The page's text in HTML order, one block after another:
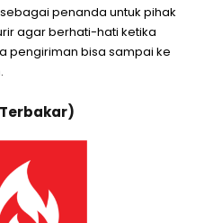
penanda untuk pihak
agar berhati-hati ketika
pengiriman bisa sampai ke